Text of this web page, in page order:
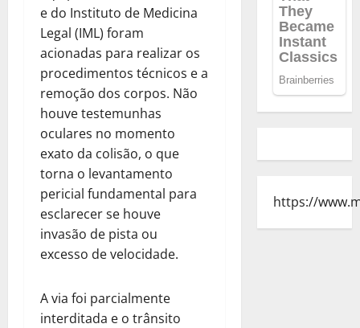
e do Instituto de Medicina
Legal (IML) foram
acionadas para realizar os
procedimentos técnicos e a
remoção dos corpos. Não
houve testemunhas
oculares no momento
exato da colisão, o que
torna o levantamento
pericial fundamental para
esclarecer se houve
invasão de pista ou
excesso de velocidade.
A via foi parcialmente
interditada e o trânsito
https://